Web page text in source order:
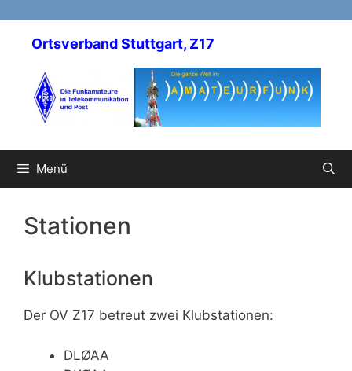
springenOrtsverband Stuttgart, Z17
Menü
Stationen
Klubstationen
Der OV Z17 betreut zwei Klubstationen:
DLØAA